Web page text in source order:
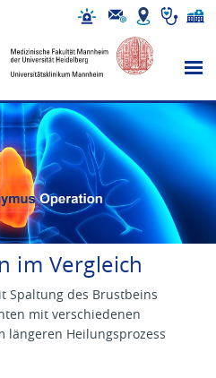
im Vergleich
Spaltung des Brustbeins
mit verschiedenen
längeren Heilungsprozess